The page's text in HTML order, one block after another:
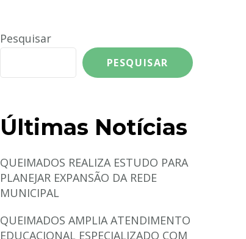
Pesquisar
PESQUISAR
Últimas Notícias
QUEIMADOS REALIZA ESTUDO PARA
PLANEJAR EXPANSÃO DA REDE
MUNICIPAL
QUEIMADOS AMPLIA ATENDIMENTO
EDUCACIONAL ESPECIALIZADO COM